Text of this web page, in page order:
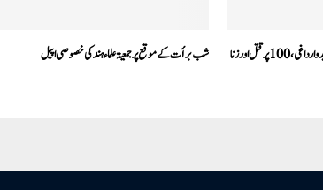
گجرات انتخاب: پہلے مرحلہ میں 167 امیدوار داغی، 100 پر قتل اور زنا
شب برأت کے موقع پر جمعیۃ علماء ہند کی خصوصی اپیل